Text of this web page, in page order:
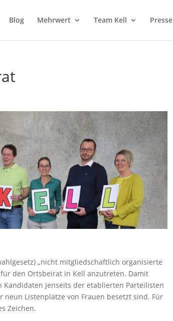
Blog Mehrwert Team Kell Presse
„nicht mitgliedschaftlich organisierte
den Ortsbeirat in Kell anzutreten. Damit
jenseits der etablierten Parteilisten
Listenplätze von Frauen besetzt sind. Für
Zeichen.